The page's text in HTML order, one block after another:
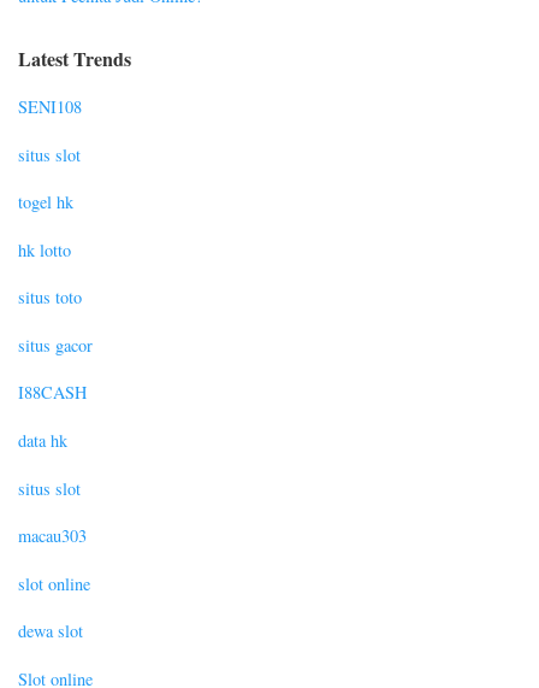
Latest Trends
SENI108
situs slot
togel hk
hk lotto
situs toto
situs gacor
I88CASH
data hk
situs slot
macau303
slot online
dewa slot
Slot online